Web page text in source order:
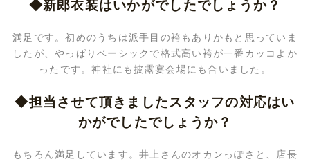
◆新郎衣装はいかがでしたでしょうか？
満足です。初めのうちは派手目の袴もありかもと思っていま
したが、やっぱりベーシックで格式高い袴が一番カッコよか
ったです。神社にも披露宴会場にも合いました。
◆担当させて頂きましたスタッフの対応はい
かがでしたでしょうか？
もちろん満足しています。井上さんのオカンっぽさと、店長